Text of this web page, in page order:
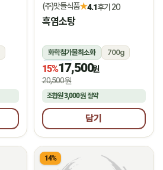
(주)맛들식품★4.1후기 20
흑염소탕
화학첨가물최소화
700g
냉동
15%17,500원
20,500원
조합원3,000원절약
담기
14%